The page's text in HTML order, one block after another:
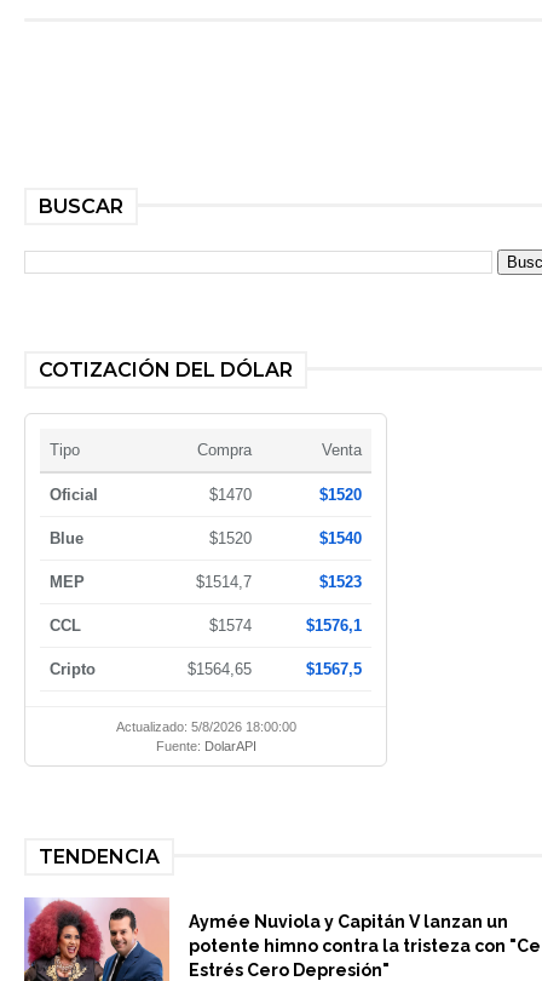
BUSCAR
COTIZACIÓN DEL DÓLAR
Tipo Compra Venta
Oficial $1470 $1520
Blue $1520 $1540
MEP $1514,7 $1523
CCL $1574 $1576,1
Cripto $1564,65 $1567,5
Actualizado: 5/8/2026 18:00:00
Fuente: DolarAPI
TENDENCIA
Aymée Nuviola y Capitán V lanzan un
potente himno contra la tristeza con
Estrés Cero Depresión"